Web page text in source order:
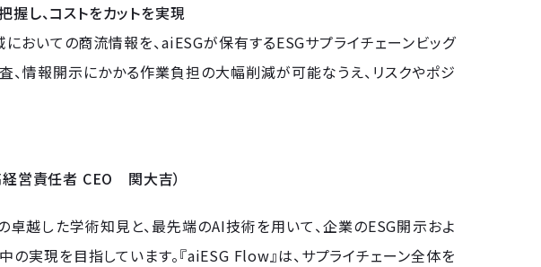
し、コストをカットを実現
おいての商流情報を、aiESGが保有するESGサプライチェーンビッグ
、情報開示にかかる作業負担の大幅削減が可能なうえ、リスクやポジ
営責任者 CEO 関大吉）
越した学術知見と、最先端のAI技術を用いて、企業のESG開示およ
実現を目指しています。『aiESG Flow』は、サプライチェーン全体を